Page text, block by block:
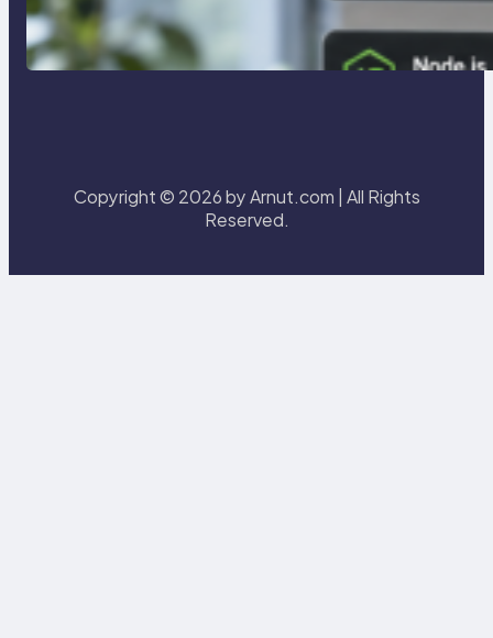
การจำลอง Server ทดสอบแล็ปด้วย
Laragon
Copyright © 2026 by Arnut.com | All Rights
Reserved.